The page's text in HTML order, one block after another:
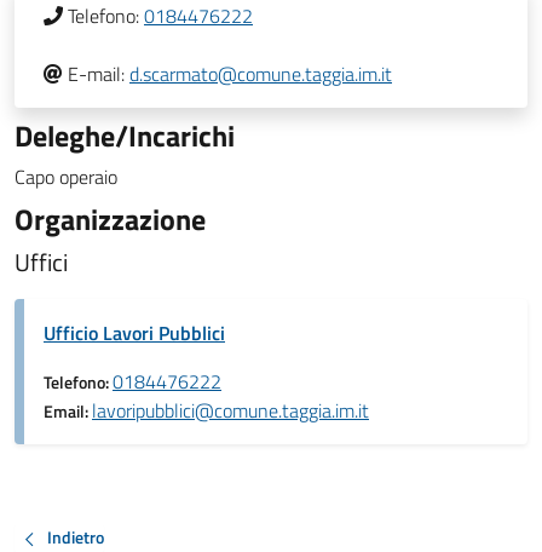
Telefono:0184476222
E-mail:d.scarmato@comune.taggia.im.it
Deleghe/Incarichi
Capo operaio
Organizzazione
Uffici
Ufficio Lavori Pubblici
Telefono:0184476222
Email:lavoripubblici@comune.taggia.im.it
Indietro